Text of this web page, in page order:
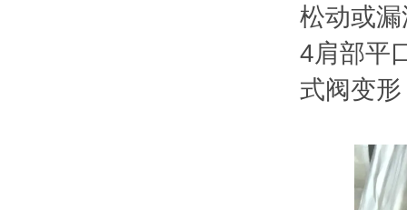
松动或
4肩部平
式阀变